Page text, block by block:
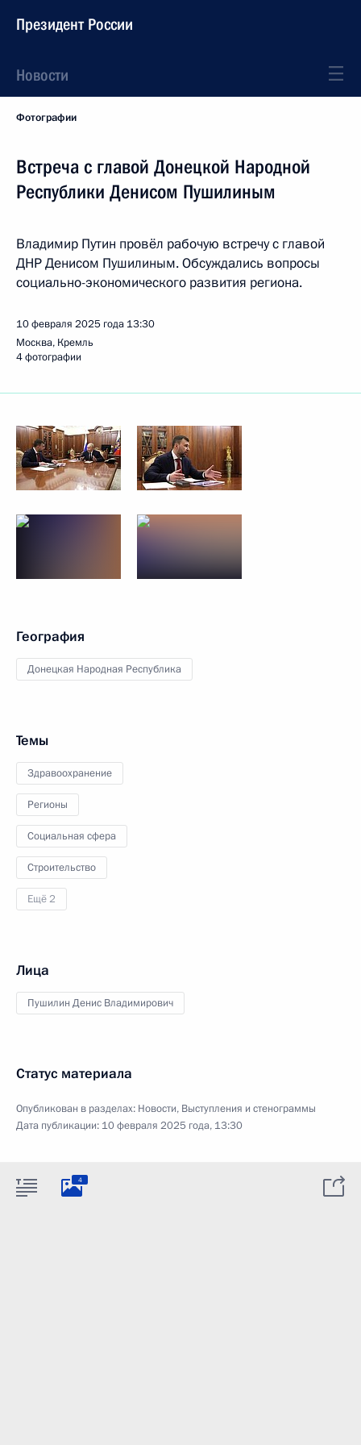
Президент России
Новости
Фотографии
Встреча с главой Донецкой Народной
Республики Денисом Пушилиным
Владимир Путин провёл рабочую встречу с главой
ДНР Денисом Пушилиным. Обсуждались вопросы
социально-экономического развития региона.
10 февраля 2025 года 13:30
Москва, Кремль
4 фотографии
География
Донецкая Народная Республика
Темы
Здравоохранение
Регионы
Социальная сфера
Строительство
Ещё 2
Лица
Пушилин Денис Владимирович
Статус материала
Опубликован в разделах: Новости, Выступления и стенограммы
Дата публикации: 10 февраля 2025 года, 13:30
4